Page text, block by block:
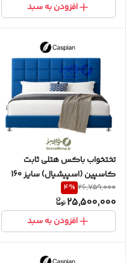
افزودن به سبد
تختخواب باکس هتلی ثابت
کاسپین (اسپیشیال) سایز 160
دو نفره به همراه تاج طرح مربع
26,759,000
4%
25,500,000
افزودن به سبد